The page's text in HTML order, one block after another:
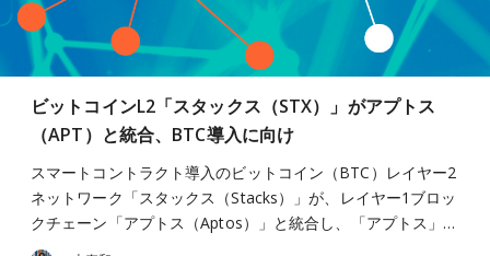
ビットコインL2「スタックス（STX）」がアプトス
（APT）と統合、BTC導入に向け
スマートコントラクト導入のビットコイン（BTC）レイヤー2
ネットワーク「スタックス（Stacks）」が、レイヤー1ブロッ
クチェーン「アプトス（Aptos）」と統合し、「アプトス」…